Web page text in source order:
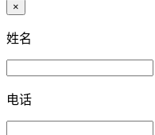
×
姓名
电话